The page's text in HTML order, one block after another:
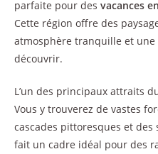
parfaite pour des vacances
Cette région offre des
atmosphère tranquille et une
découvrir.
L’un des principaux attraits
Vous y trouverez de vastes
cascades pittoresques et des
fait un cadre idéal pour des